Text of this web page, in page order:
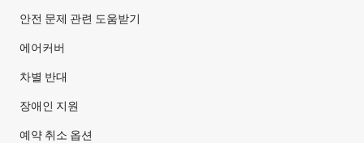
안전 문제 관련 도움받기
에어커버
차별 반대
장애인 지원
예약 취소 옵션